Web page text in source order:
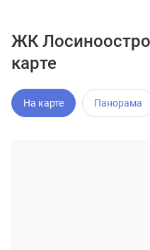
ЖК
карте
На карте Панорама